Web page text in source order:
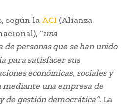
según la ACI (Alianza
“una
de personas que se han unido
para satisfacer sus
económicas, sociales y
una empresa de
de gestión democrática”. La